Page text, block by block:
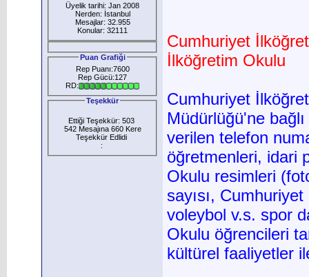
Üyelik tarihi: Jan 2008
Nerden: İstanbul
Mesajlar: 32.955
Konular: 32111
Puan Grafiği
Rep Puanı:7600
Rep Gücü:127
RD:
Teşekkür
Ettiği Teşekkür: 503
542 Mesajına 660 Kere
Teşekkür Edlidi
:
Cumhuriyet
İlköğretim Okulu
Cumhuriyet
Müdürlüğü'ne
verilen telefon
öğretmenleri, idari
Okulu resimleri
sayısı,
voleybol v.s. spor
Okulu öğrencileri
kültürel faaliyetler